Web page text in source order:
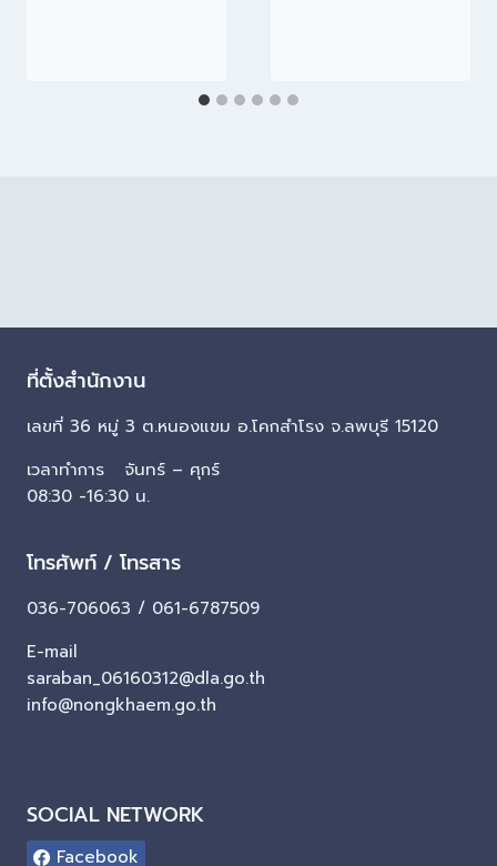
ที่ตั้งสำนักงาน
เลขที่ 36 หมู่ 3 ต.หนองแขม อ.โคกสำโรง จ.ลพบุรี 15120
เวลาทำการ จันทร์ – ศุกร์
08:30 -16:30 น.
โทรศัพท์ / โทรสาร
036-706063 / 061-6787509
E-mail
saraban_06160312@dla.go.th
info@nongkhaem.go.th
SOCIAL NETWORK
Facebook